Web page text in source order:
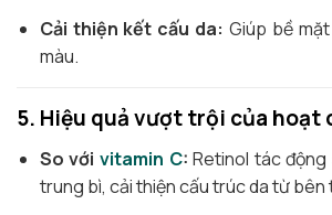
Cải thiện kết cấu da: Giúp bề
màu.
5. Hiệu quả vượt trội của hoạt
So với vitamin C: Retinol tác
trung bì, cải thiện cấu trúc da từ bên